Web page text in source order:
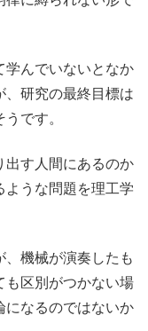
学んでいないとなか
、研究の最終目標は
です。
出す人間にあるのか
ような問題を理工学
機械が演奏したも
も区別がつかない場
になるのではないか